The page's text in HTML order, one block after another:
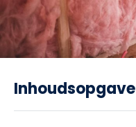
Inhoudsopgave